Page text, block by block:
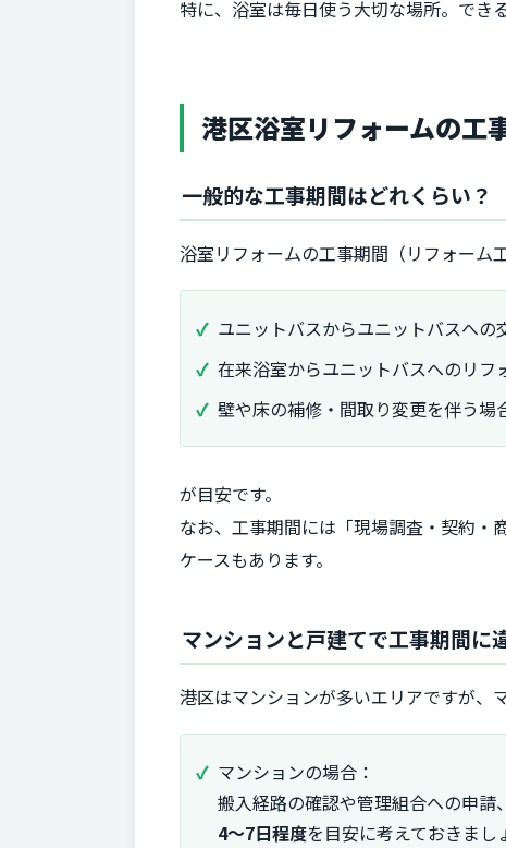
特に、浴室は毎日使う大切な場所。でき
港区浴室リフォームの工
一般的な工事期間はどれくらい？
浴室リフォームの工事期間（リフォーム
ユニットバスからユニットバスへの
在来浴室からユニットバスへのリフ
壁や床の補修・間取り変更を伴う場
が目安です。
なお、工事期間には「現場調査・契約・
ケースもあります。
マンションと戸建てで工事期間に
港区はマンションが多いエリアですが、
マンションの場合：
搬入経路の確認や管理組合への申請
4〜7日程度を目安に考えておきまし